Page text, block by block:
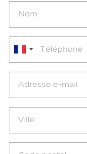
France
+33